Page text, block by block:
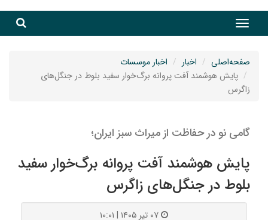
صفحه‌اصلی اخبار
اخبار موسسات
پایش هوشمند آفت پروانه برگ‌خوار سفید بلوط در جنگل‌های
زاگرس
گامی نو در حفاظت از میراث سبز ایران؛
پایش هوشمند آفت پروانه برگ‌خوار سفید
بلوط در جنگل‌های زاگرس